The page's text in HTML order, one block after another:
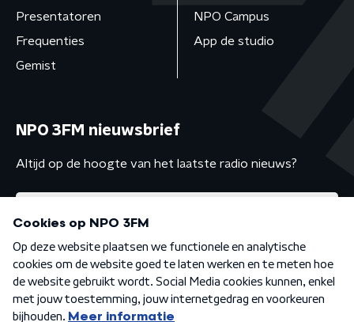
Presentatoren
Frequenties
Gemist
NPO Campus
App de studio
NPO 3FM nieuwsbrief
Altijd op de hoogte van het laatste radio nieuws?
Algemene voorwaarden Privacybeleid